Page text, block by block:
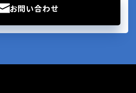
お問い合わせ